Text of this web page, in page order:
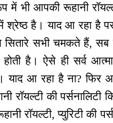
में भी आपकी रूहानी
है। याद आ रहा है
सभी चमकते हैं, सब
होती है। ऐसे ही सर्व
है। याद आ रहा है ना?
रॉयल्टी की पर्सनालिटी
रॉयल्टी, प्युरिटी की